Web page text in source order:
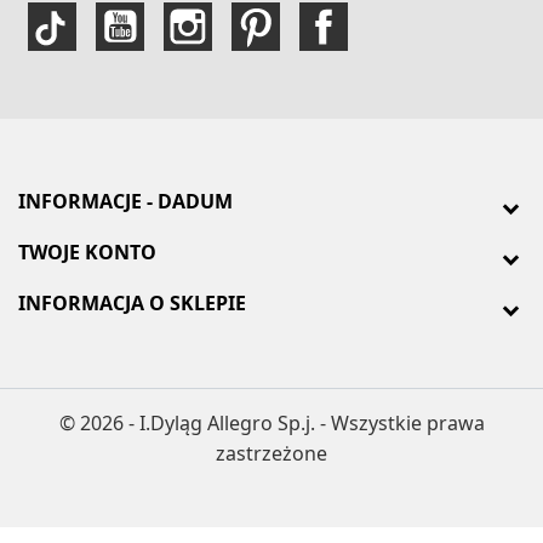
INFORMACJE - DADUM
TWOJE KONTO
INFORMACJA O SKLEPIE
© 2026 - I.Dyląg Allegro Sp.j. - Wszystkie prawa
zastrzeżone